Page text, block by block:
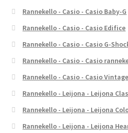
Rannekello - Casio - Casio Baby-G
Rannekello - Casio - Casio Edifice
Rannekello - Casio - Casio G-
Rannekello - Casio - Casio
Rannekello - Casio - Casio Vintage
Rannekello - Leijona - Leijona
Rannekello - Leijona - Leijona
Rannekello - Leijona - Leijona